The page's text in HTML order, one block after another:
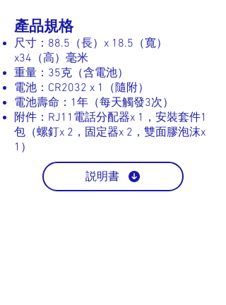
產品規格
尺寸：88.5（長）x 18.5（寬）
x34（高）毫米
重量：35克（含電池）
電池：CR2032 x 1（隨附）
電池壽命：1年（每天觸發3次）
附件：RJ11電話分配器x 1，安裝套件1
包（螺釘x 2，固定器x 2，雙面膠泡沫x
1）
説明書